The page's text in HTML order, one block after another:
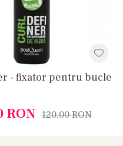
- fixator pentru bucle
RON 120,00RON